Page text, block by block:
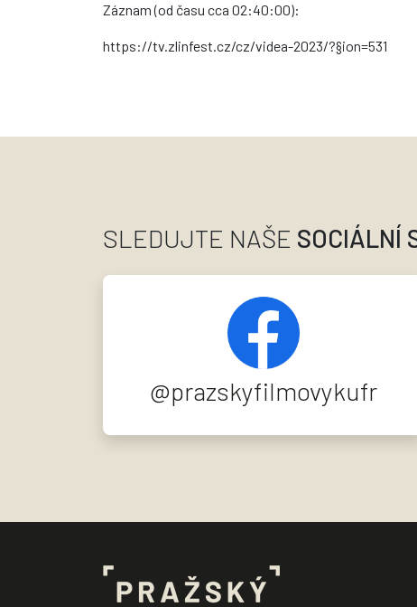
Záznam (od času cca 02:40:00):
https://tv.zlinfest.cz/cz/videa-2023/?§ion=531
SLEDUJTE NAŠE SOCIÁLNÍ
@prazskyfilmovykufr